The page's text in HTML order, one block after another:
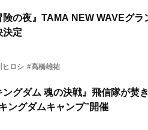
険の夜』TAMA NEW WAVEグ
決定
ヒロシ #髙橋雄祐
ングダム 魂の決戦』飛信隊が焚
ングダムキャンプ”開催